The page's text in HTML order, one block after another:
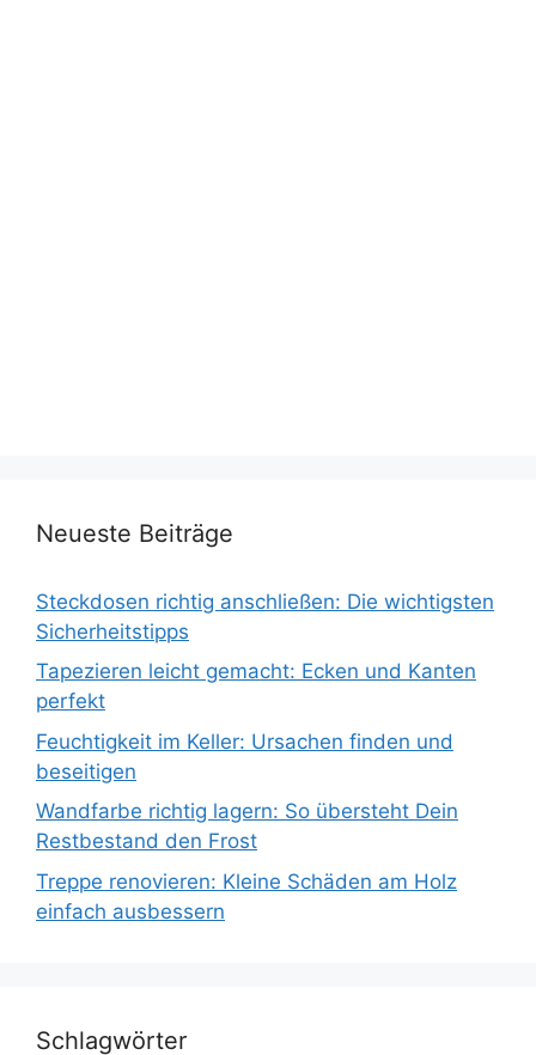
Neueste Beiträge
Steckdosen richtig anschließen: Die wichtigsten
Sicherheitstipps
Tapezieren leicht gemacht: Ecken und Kanten
perfekt
Feuchtigkeit im Keller: Ursachen finden und
beseitigen
Wandfarbe richtig lagern: So übersteht Dein
Restbestand den Frost
Treppe renovieren: Kleine Schäden am Holz
einfach ausbessern
Schlagwörter